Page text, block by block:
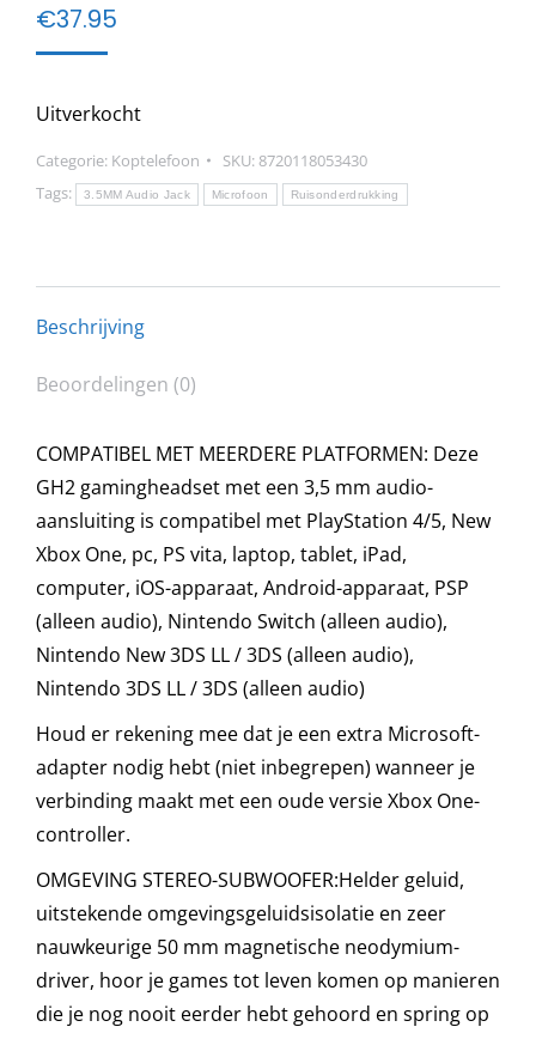
€37.95
Uitverkocht
Categorie: Koptelefoon SKU:8720118053430
Tags:
3.5MM Audio Jack Microfoon Ruisonderdrukking
Beschrijving
Beoordelingen (0)
COMPATIBEL MET MEERDERE PLATFORMEN: Deze
GH2 gamingheadset met een 3,5 mm audio-
aansluiting is compatibel met PlayStation 4/5, New
Xbox One, pc, PS vita, laptop, tablet, iPad,
computer, iOS-apparaat, Android-apparaat, PSP
(alleen audio), Nintendo Switch (alleen audio),
Nintendo New 3DS LL / 3DS (alleen audio),
Nintendo 3DS LL / 3DS (alleen audio)
Houd er rekening mee dat je een extra Microsoft-
adapter nodig hebt (niet inbegrepen) wanneer je
verbinding maakt met een oude versie Xbox One-
controller.
OMGEVING STEREO-SUBWOOFER:Helder geluid,
uitstekende omgevingsgeluidsisolatie en zeer
nauwkeurige 50 mm magnetische neodymium-
driver, hoor je games tot leven komen op manieren
die je nog nooit eerder hebt gehoord en spring op